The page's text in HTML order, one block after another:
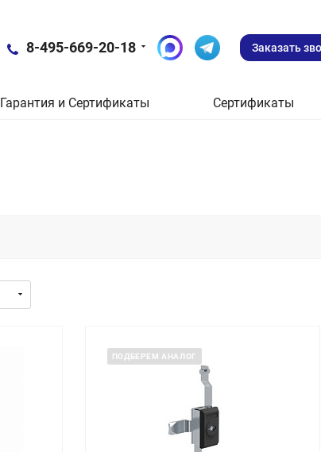
8-495-669-20-18 Заказать
Гарантия и Сертификаты Сертификаты
ПОДБЕРЕМ АНАЛОГ